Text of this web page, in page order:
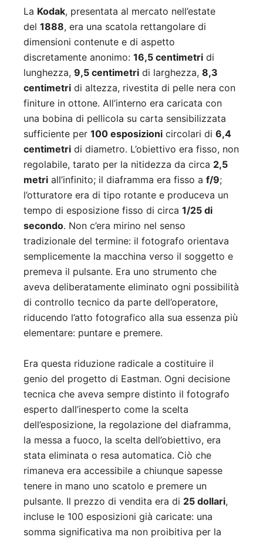
La Kodak, presentata al mercato nell’estate
del 1888, era una scatola rettangolare di
dimensioni contenute e di aspetto
discretamente anonimo: 16,5 centimetri di
lunghezza, 9,5 centimetri di larghezza, 8,3
centimetri di altezza, rivestita di pelle nera con
finiture in ottone. All’interno era caricata con
una bobina di pellicola su carta sensibilizzata
sufficiente per 100 esposizioni circolari di 6,4
centimetri di diametro. L’obiettivo era fisso, non
regolabile, tarato per la nitidezza da circa 2,5
metri all’infinito; il diaframma era fisso a f/9;
l’otturatore era di tipo rotante e produceva un
tempo di esposizione fisso di circa 1/25 di
secondo. Non c’era mirino nel senso
tradizionale del termine: il fotografo orientava
semplicemente la macchina verso il soggetto e
premeva il pulsante. Era uno strumento che
aveva deliberatamente eliminato ogni possibilità
di controllo tecnico da parte dell’operatore,
riducendo l’atto fotografico alla sua essenza più
elementare: puntare e premere.
Era questa riduzione radicale a costituire il
genio del progetto di Eastman. Ogni decisione
tecnica che aveva sempre distinto il fotografo
esperto dall’inesperto come la scelta
dell’esposizione, la regolazione del diaframma,
la messa a fuoco, la scelta dell’obiettivo, era
stata eliminata o resa automatica. Ciò che
rimaneva era accessibile a chiunque sapesse
tenere in mano uno scatolo e premere un
pulsante. Il prezzo di vendita era di 25 dollari,
incluse le 100 esposizioni già caricate: una
somma significativa ma non proibitiva per la